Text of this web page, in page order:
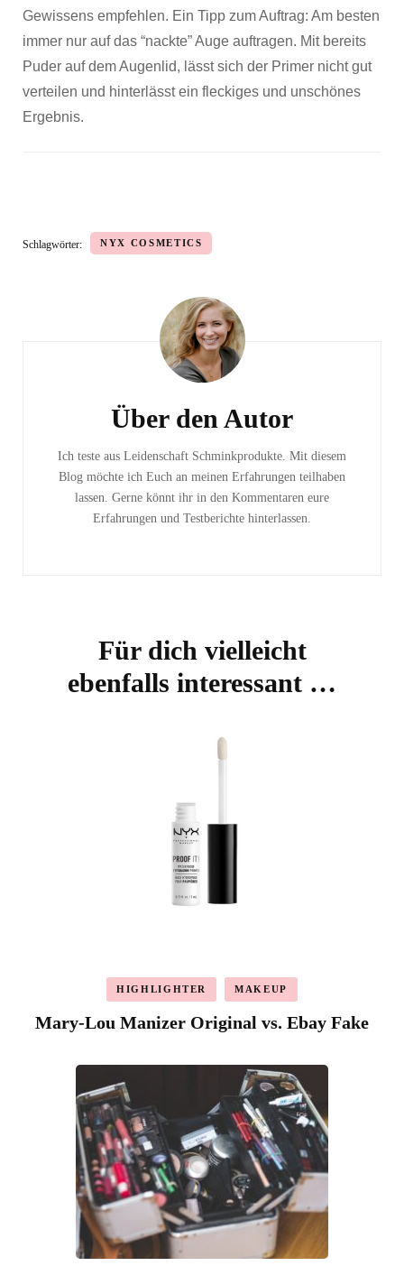
Gewissens empfehlen. Ein Tipp zum Auftrag: Am besten
immer nur auf das “nackte” Auge auftragen. Mit bereits
Puder auf dem Augenlid, lässt sich der Primer nicht gut
verteilen und hinterlässt ein fleckiges und unschönes
Ergebnis.
Schlagwörter: NYX COSMETICS
Über den Autor
Ich teste aus Leidenschaft Schminkprodukte. Mit diesem
Blog möchte ich Euch an meinen Erfahrungen teilhaben
lassen. Gerne könnt ihr in den Kommentaren eure
Erfahrungen und Testberichte hinterlassen.
Für dich vielleicht
ebenfalls interessant …
HIGHLIGHTER MAKEUP
Mary-Lou Manizer Original vs. Ebay Fake